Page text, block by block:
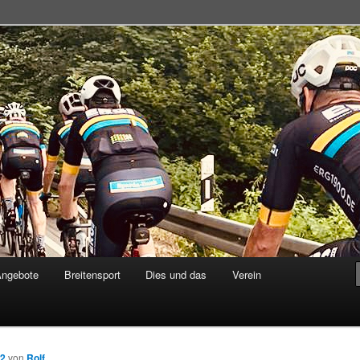
Breitensport Dies und das Verein